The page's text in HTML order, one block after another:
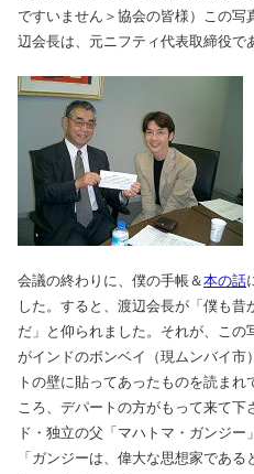
ですいません＞協会の皆様）この写
辺会長は、元ニフティ代表取締役で
会議の終わりに、僕の手帳＆本の話
した。すると、渡辺会長が「僕も
だ」と仰られました。それが、こ
がインドのボンベイ（現ムンバイ市
トの壁に貼ってあったものを読ま
ころ、デパートの方がもって来て
ド・独立の父「マハトマ・ガンジー
「ガンジーは、偉大な思想家であ